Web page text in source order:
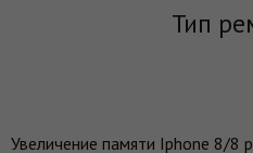
Тип
Увеличение памяти Iphone 8/8